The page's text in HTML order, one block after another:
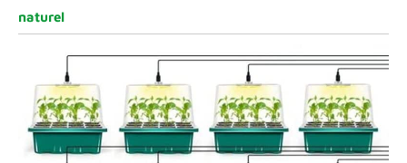
naturel